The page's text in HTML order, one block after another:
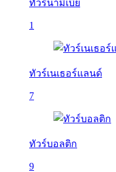
ทัวร์นามิเบีย
1
ทัวร์เนเธอร์แลนด์
7
ทัวร์บอลติก
9